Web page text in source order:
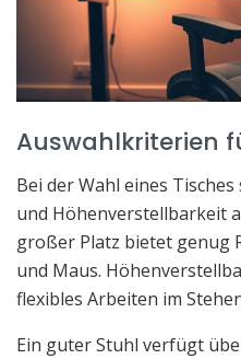
Auswahlkriterien
Bei der Wahl eines
und Höhenverstellbarkeit
großer Platz bietet genug
und Maus.
flexibles Arbeiten im
Ein guter Stuhl verfügt